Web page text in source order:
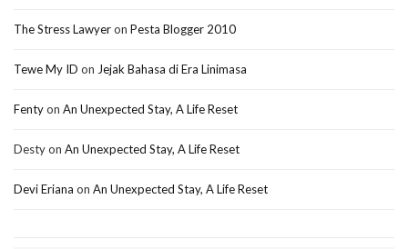
The Stress Lawyeron Pesta Blogger 2010
Tewe My ID on Jejak Bahasa di Era Linimasa
Fentyon An Unexpected Stay, A Life Reset
Destyon An Unexpected Stay, A Life Reset
Devi Eriana on An Unexpected Stay, A Life Reset